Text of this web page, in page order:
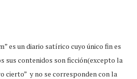
es un diario satírico cuyo único fin es
sus contenidos son ficción(excepto la
cierto” y no se corresponden con la